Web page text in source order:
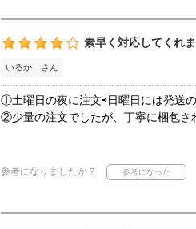
素早く対応してくれ
いるか さん
①土曜日の夜に注文⇨日曜日には発送
②少量の注文でしたが、丁寧に梱包さ
参考になりましたか？